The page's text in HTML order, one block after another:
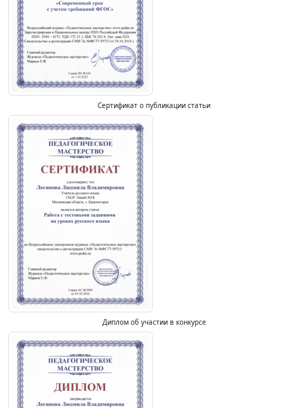
Сертификат о публикации статьи
Диплом об участии в конкурсе